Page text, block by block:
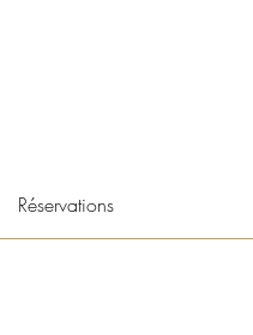
Réservations